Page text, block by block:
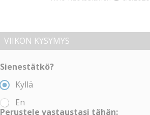
VIIKON KYSYMYS
Sienestätkö?
Kyllä
En
Perustele vastaustasi tähän: